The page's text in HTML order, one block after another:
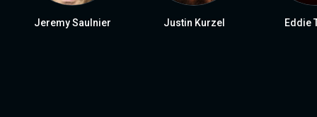
Jeremy Saulnier Justin Kurzel Eddie